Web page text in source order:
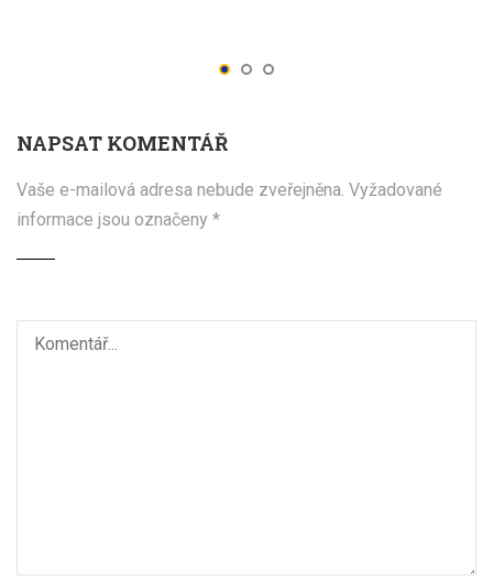
NAPSAT KOMENTÁŘ
Vaše e-mailová adresa nebude zveřejněna. Vyžadované
informace jsou označeny *